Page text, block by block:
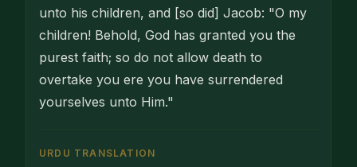
unto his children, and [so did] Jacob: "O my
children! Behold, God has granted you the
purest faith; so do not allow death to
overtake you ere you have surrendered
yourselves unto Him."
URDU TRANSLATION